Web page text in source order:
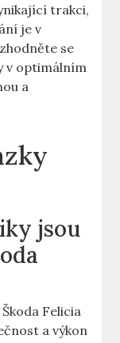
trakci,
je v
se
v optimálním
a
jsou
Felicia
a výkon